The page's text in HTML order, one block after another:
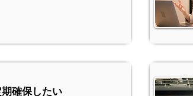
確保したい